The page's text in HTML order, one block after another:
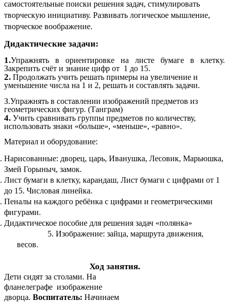
самостоятельные поиски решения задач, стимулировать
творческую инициативу. Развивать логическое мышление,
творческое воображение.
Дидактические задачи:
1.Упражнять в ориентировке на листе бумаге в клетку.
Закрепить счёт и знание цифр от 1 до 15.
2. Продолжать учить решать примеры на увеличение и
уменьшение числа на 1 и 2, решать и составлять задачи.
З.Упражнять в составлении изображений предметов из
геометрических фигур. (Танграм)
4. Учить сравнивать группы предметов по количеству,
использовать знаки «больше», «меньше», «равно».
Материал и оборудование:
Нарисованные: дворец, царь, Иванушка, Лесовик, Марьюшка,
Змей Горыныч, замок.
Лист бумаги в клетку, карандаш, Лист бумаги с цифрами от 1
до 15. Числовая линейка.
Пеналы на каждого ребёнка с цифрами и геометрическими
фигурами.
Дидактическое пособие для решения задач «полянка»
Изображение: зайца, маршрута движения,
весов.
Ход занятия.
Дети сидят за столами. На
фланелеграфе изображение
дворца. Воспитатель: Начинаем